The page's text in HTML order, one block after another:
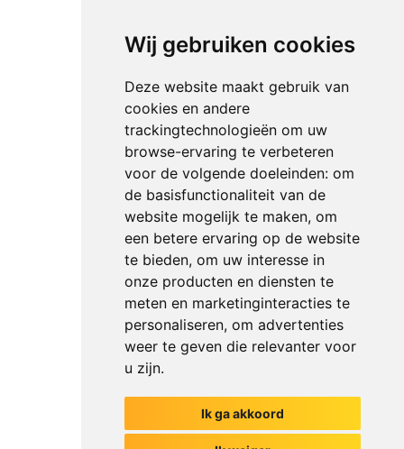
Wij gebruiken cookies
Deze website maakt gebruik van
cookies en andere
trackingtechnologieën om uw
browse-ervaring te verbeteren
voor de volgende doeleinden: om
de basisfunctionaliteit van de
website mogelijk te maken, om
een betere ervaring op de website
te bieden, om uw interesse in
onze producten en diensten te
meten en marketinginteracties te
personaliseren, om advertenties
weer te geven die relevanter voor
u zijn.
Ik ga akkoord
Het begin van jouw gesprek